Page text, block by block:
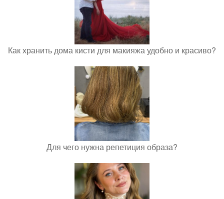
Как хранить дома кисти для макияжа удобно и красиво?
Для чего нужна репетиция образа?